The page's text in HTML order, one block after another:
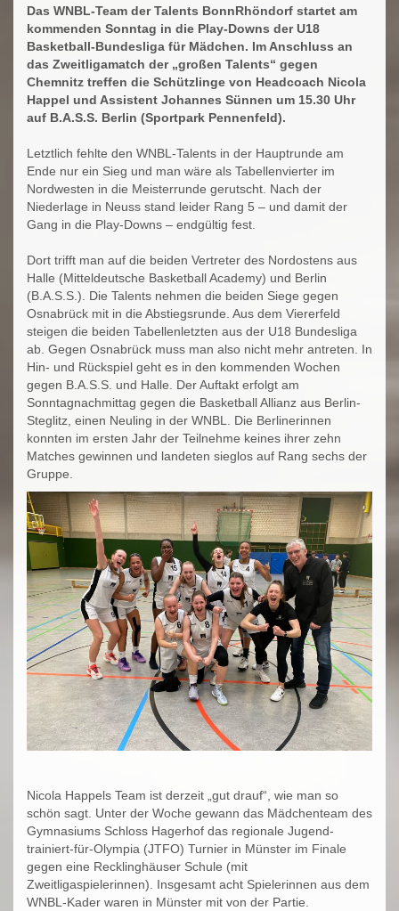
Das WNBL-Team der Talents BonnRhöndorf startet am
kommenden Sonntag in die Play-Downs der U18
Basketball-Bundesliga für Mädchen. Im Anschluss an
das Zweitligamatch der „großen Talents“ gegen
Chemnitz treffen die Schützlinge von Headcoach Nicola
Happel und Assistent Johannes Sünnen um 15.30 Uhr
auf B.A.S.S. Berlin (Sportpark Pennenfeld).
Letztlich fehlte den WNBL-Talents in der Hauptrunde am
Ende nur ein Sieg und man wäre als Tabellenvierter im
Nordwesten in die Meisterrunde gerutscht. Nach der
Niederlage in Neuss stand leider Rang 5 – und damit der
Gang in die Play-Downs – endgültig fest.
Dort trifft man auf die beiden Vertreter des Nordostens aus
Halle (Mitteldeutsche Basketball Academy) und Berlin
(B.A.S.S.). Die Talents nehmen die beiden Siege gegen
Osnabrück mit in die Abstiegsrunde. Aus dem Viererfeld
steigen die beiden Tabellenletzten aus der U18 Bundesliga
ab. Gegen Osnabrück muss man also nicht mehr antreten. In
Hin- und Rückspiel geht es in den kommenden Wochen
gegen B.A.S.S. und Halle. Der Auftakt erfolgt am
Sonntagnachmittag gegen die Basketball Allianz aus Berlin-
Steglitz, einen Neuling in der WNBL. Die Berlinerinnen
konnten im ersten Jahr der Teilnehme keines ihrer zehn
Matches gewinnen und landeten sieglos auf Rang sechs der
Gruppe.
Nicola Happels Team ist derzeit „gut drauf“, wie man so
schön sagt. Unter der Woche gewann das Mädchenteam des
Gymnasiums Schloss Hagerhof das regionale Jugend-
trainiert-für-Olympia (JTFO) Turnier in Münster im Finale
gegen eine Recklinghäuser Schule (mit
Zweitligaspielerinnen). Insgesamt acht Spielerinnen aus dem
WNBL-Kader waren in Münster mit von der Partie.